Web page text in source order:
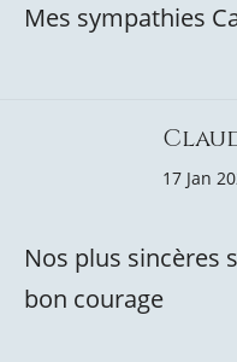
Mes sympathies
17 Jan
Nos plus sincères
bon courage